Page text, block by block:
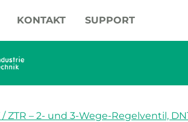
KONTAKT SUPPORT
/ ZTR – 2- und 3-Wege-Regelventil,